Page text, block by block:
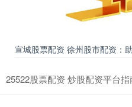
宣城股票配资 徐州股市配资：
25522股票配资 炒股配资平台